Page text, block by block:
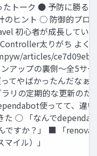
たトーク ● 予防に勝る
のヒント ○ 防御的プロ
初心者が成長してい
太りがち よく
articles/
アップの裏側～全5サ
てやばかったんだなぁ
リの定期的な更新のた
使ってて、違
た ○ 「なんで
ですか？」 ■ 「
イル）」